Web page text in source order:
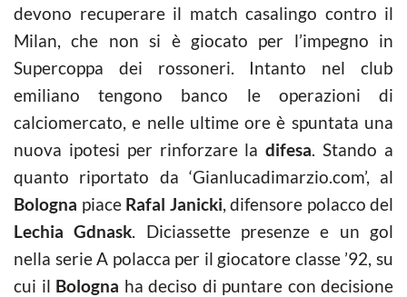
devono recuperare il match casalingo contro il
Milan, che non si è giocato per l’impegno in
Supercoppa dei rossoneri. Intanto nel club
emiliano tengono banco le operazioni di
calciomercato, e nelle ultime ore è spuntata una
nuova ipotesi per rinforzare ladifesa. Stando a
quanto riportato da ‘Gianlucadimarzio.com’, al
Bologna piace Rafal Janicki, difensore polacco del
Lechia Gdnask. Diciassette presenze e un gol
nella serie A polacca per il giocatore classe ’92, su
cui il Bologna ha deciso di puntare con decisione